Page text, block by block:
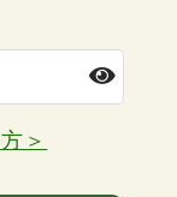
＞